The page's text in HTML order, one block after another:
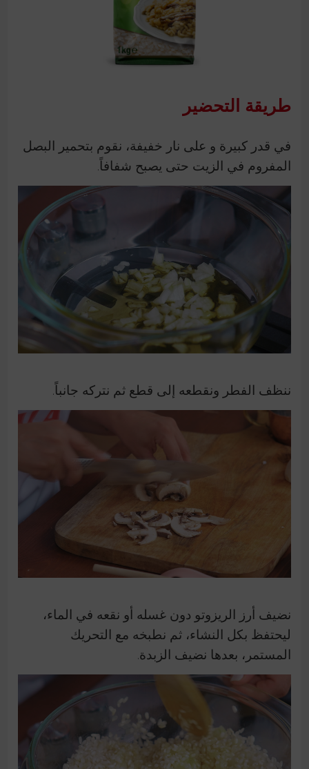
طريقة التحضير
في قدر كبيرة و على نار خفيفة، نقوم بتحمير البصل
المفروم في الزيت حتى يصبح شفافاً.
ننظف الفطر ونقطعه إلى قطع ثم نتركه جانباً.
نضيف أرز الريزوتو دون غسله أو نقعه في الماء،
ليحتفظ بكل النشاء، ثم نطبخه مع التحريك
المستمر، بعدها نضيف الزبدة.